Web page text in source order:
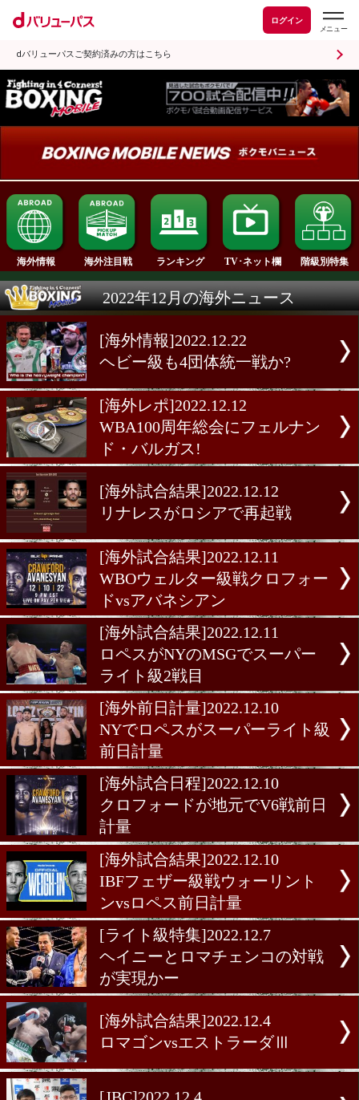
ログイン
dバリューパスご契約済みの方はこちら
海外情報 海外注目戦 ランキング TV･ネット欄
2022年12月の海外ニュース
[海外情報]2022.12.22
ヘビー級も4団体統一戦か?
[海外レポ]2022.12.12
WBA100周年総会にフェル
ド・バルガス!
[海外試合結果]2022.12.12
リナレスがロシアで再起戦
[海外試合結果]2022.12.11
WBOウェルター級戦クロ
ドvsアバネシアン
[海外試合結果]2022.12.11
ロペスがNYのMSGでスー
ライト級2戦目
[海外前日計量]2022.12.10
NYでロペスがスーパーラ
前日計量
[海外試合日程]2022.12.10
クロフォードが地元でV6
計量
[海外試合結果]2022.12.10
ンvsロペス前日計量